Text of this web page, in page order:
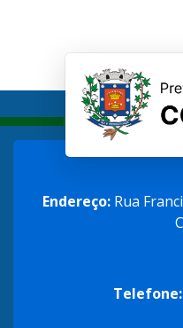
Endereço:Rua
Telefone: